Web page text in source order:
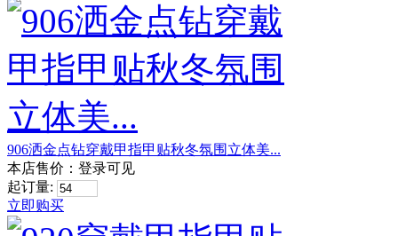
906洒金点钻穿戴甲指甲贴秋冬氛围立体美...
本店售价： 登录可见
起订量:
立即购买